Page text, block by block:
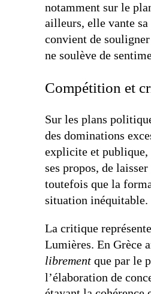
notamment sur le
ailleurs, elle vante
convient de
ne soulève de
Compétition et
Sur les plans
des dominations
explicite et publique,
ses propos, de
toutefois que la
situation inéquitable.
La critique
Lumières. En Grèce
librement que par le
l’élaboration de